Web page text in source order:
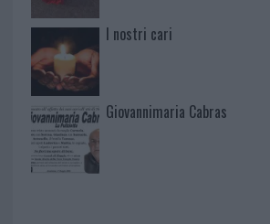
I nostri cari
Giovannimaria Cabras